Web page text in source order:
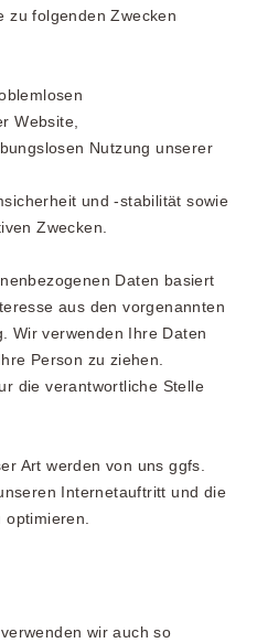
zu folgenden Zwecken
Website,
Nutzung unserer
und -stabilität sowie
Zwecken.
Daten basiert
aus den vorgenannten
Wir verwenden Ihre Daten
Person zu ziehen.
die verantwortliche Stelle
Art werden von uns ggfs.
Internetauftritt und die
wir auch so